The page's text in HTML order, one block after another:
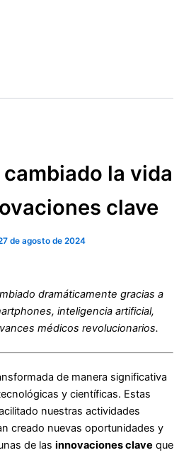
la vida
clave
de agosto de 2024
dramáticamente gracias a
inteligencia artificial,
médicos revolucionarios.
de manera significativa
y científicas. Estas
nuestras actividades
creado nuevas oportunidades y
de las innovaciones clave que